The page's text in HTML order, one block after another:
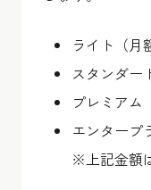
ライト（月
スタンダー
プレミアム
エンタープ
※上記金額